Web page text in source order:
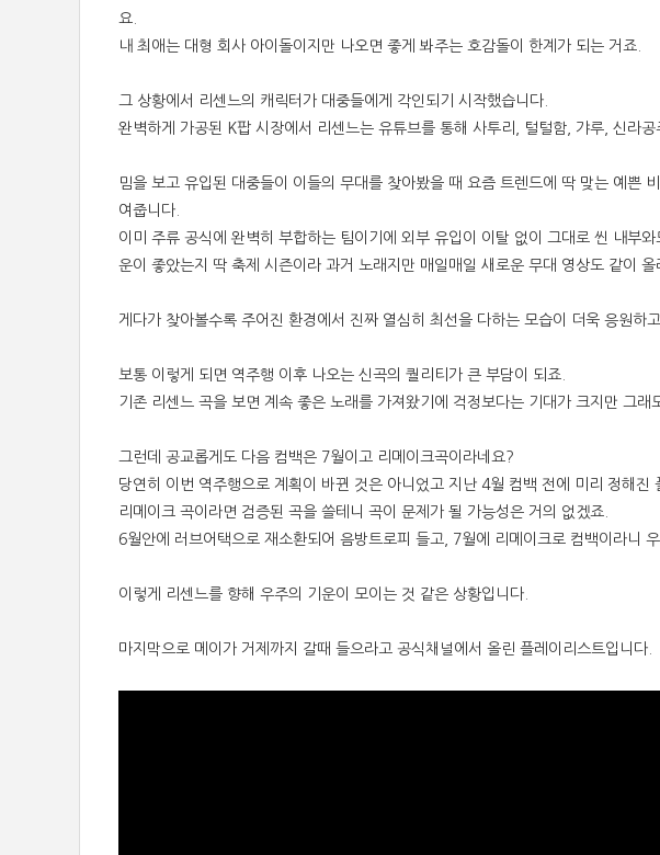
요.
내 최애는 대형 회사 아이돌이지만 나오면 좋게 봐주는 호감돌이 한계가 되는 거죠.
그 상황에서 리센느의 캐릭터가 대중들에게 각인되기 시작했습니다.
완벽하게 가공된 K팝 시장에서 리센느는 유튜브를 통해 사투리, 털털함, 갸루, 신라
밈을 보고 유입된 대중들이 이들의 무대를 찾아봤을 때 요즘 트렌드에 딱 맞는 예쁜
여줍니다.
이미 주류 공식에 완벽히 부합하는 팀이기에 외부 유입이 이탈 없이 그대로 씬 내부와
운이 좋았는지 딱 축제 시즌이라 과거 노래지만 매일매일 새로운 무대 영상도 같이 올
게다가 찾아볼수록 주어진 환경에서 진짜 열심히 최선을 다하는 모습이 더욱 응원하
보통 이렇게 되면 역주행 이후 나오는 신곡의 퀄리티가 큰 부담이 되죠.
기존 리센느 곡을 보면 계속 좋은 노래를 가져왔기에 걱정보다는 기대가 크지만 그래
그런데 공교롭게도 다음 컴백은 7월이고 리메이크곡이라네요?
당연히 이번 역주행으로 계획이 바뀐 것은 아니었고 지난 4월 컴백 전에 미리 정해진
리메이크 곡이라면 검증된 곡을 쓸테니 곡이 문제가 될 가능성은 거의 없겠죠.
6월안에 러브어택으로 재소환되어 음방트로피 들고, 7월에 리메이크로 컴백이라니
이렇게 리센느를 향해 우주의 기운이 모이는 것 같은 상황입니다.
마지막으로 메이가 거제까지 갈때 들으라고 공식채널에서 올린 플레이리스트입니다.